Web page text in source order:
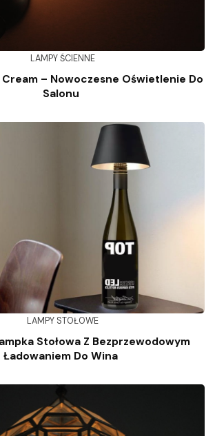
LAMPY ŚCIENNE
Cream – Nowoczesne Oświetlenie Do
Salonu
LAMPY STOŁOWE
Stołowa Z Bezprzewodowym
Ładowaniem Do Wina